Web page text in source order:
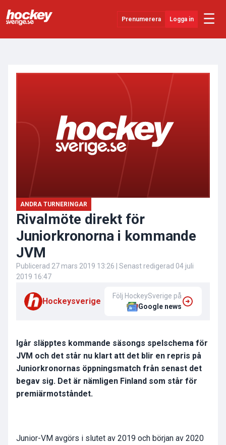
Prenumerera Logga in ☰
ANDRA TURNERINGAR
Rivalmöte direkt för
Juniorkronorna i kommande
JVM
Publicerad 27 mars 2019 13:26 | Senast redigerad 04 juli
2019 16:47
Hockeysverige
Följ HockeySverige på
Google news
Igår släpptes kommande säsongs spelschema för
JVM och det står nu klart att det blir en repris på
Juniorkronornas öppningsmatch från senast det
begav sig. Det är nämligen Finland som står för
premiärmotståndet.
Junior-VM avgörs i slutet av 2019 och början av 2020